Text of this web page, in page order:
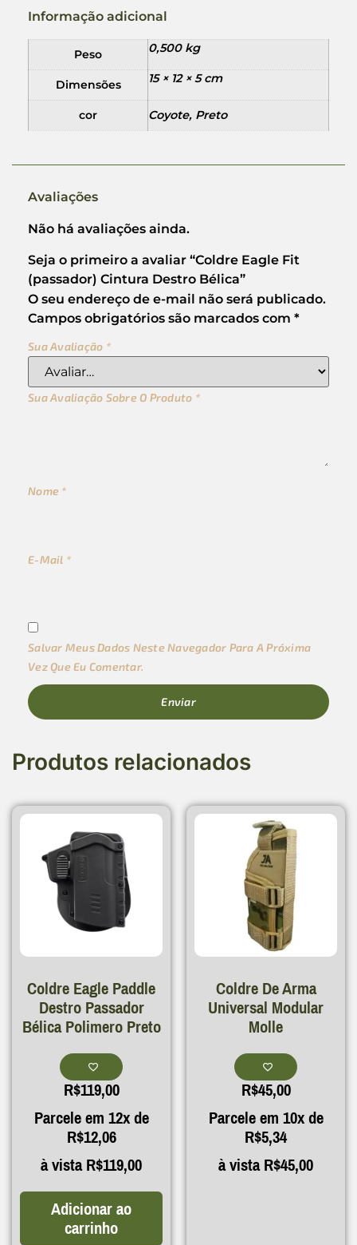
Informação adicional
Peso 0,500 kg
Dimensões 15 × 12 × 5 cm
cor Coyote, Preto
Avaliações
Não há avaliações ainda.
Seja o primeiro a avaliar “Coldre Eagle Fit
(passador) Cintura Destro Bélica”
O seu endereço de e-mail não será publicado.
Campos obrigatórios são marcados com *
Sua Avaliação *
Sua Avaliação Sobre O Produto *
Nome *
E-Mail *
Salvar Meus Dados Neste Navegador Para A Próxima
Vez Que Eu Comentar.
Produtos relacionados
Coldre Eagle Paddle
Destro Passador
Bélica Polimero Preto
R$119,00
Parcele em 12x de
R$12,06
à vistaR$119,00
Adicionar ao
carrinho
Coldre De Arma
Universal Modular
Molle
R$45,00
Parcele em 10x de
R$5,34
à vistaR$45,00